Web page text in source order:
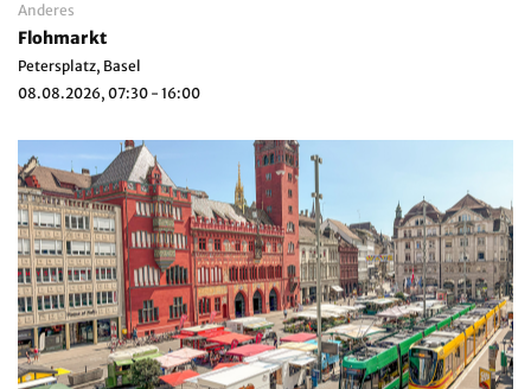
Anderes
Flohmarkt
Petersplatz, Basel
08.08.2026, 07:30 - 16:00